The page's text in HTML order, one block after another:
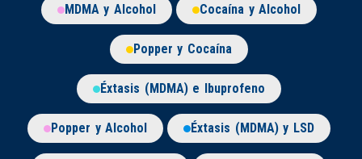
MDMA y Alcohol Cocaína y Alcohol
Popper y Cocaína
Éxtasis (MDMA) e Ibuprofeno
Popper y Alcohol Éxtasis (MDMA) y LSD